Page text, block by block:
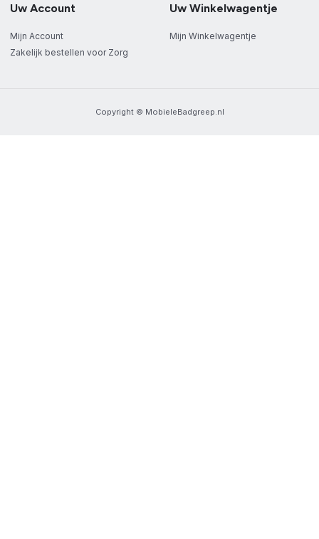
Uw Account
Mijn Account
Zakelijk bestellen voor Zorg
Uw Winkelwagentje
Mijn Winkelwagentje
Copyright © MobieleBadgreep.nl